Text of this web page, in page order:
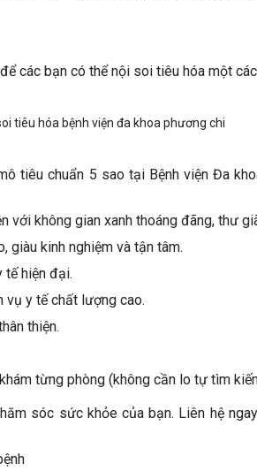
các bạn có thể nội soi tiêu hóa một
tiêu chuẩn 5 sao tại Bệnh viện Đa
với không gian xanh thoáng đãng, thư
giàu kinh nghiệm và tận tâm.
tế hiện đại.
vụ y tế chất lượng cao.
thiện.
từng phòng (không cần lo tự tìm
sóc sức khỏe của bạn. Liên hệ